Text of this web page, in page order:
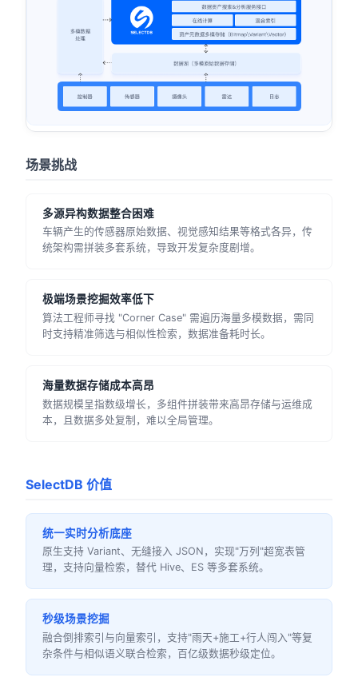
场景挑战
多源异构数据整合困难
车辆产生的传感器原始数据、视觉感知结果等格式各异，传
统架构需拼装多套系统，导致开发复杂度剧增。
极端场景挖掘效率低下
算法工程师寻找 "Corner Case" 需遍历海量多模数据，需同
时支持精准筛选与相似性检索，数据准备耗时长。
海量数据存储成本高昂
数据规模呈指数级增长，多组件拼装带来高昂存储与运维成
本，且数据多处复制，难以全局管理。
SelectDB 价值
统一实时分析底座
原生支持 Variant、无缝接入 JSON，实现"万列"超宽表管
理，支持向量检索，替代 Hive、ES 等多套系统。
秒级场景挖掘
融合倒排索引与向量索引，支持"雨天+施工+行人闯入"等复
杂条件与相似语义联合检索，百亿级数据秒级定位。